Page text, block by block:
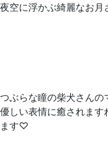
夜空に浮かぶ綺麗なお月
つぶらな瞳の柴犬さん
優しい表情に癒されます
ます♡